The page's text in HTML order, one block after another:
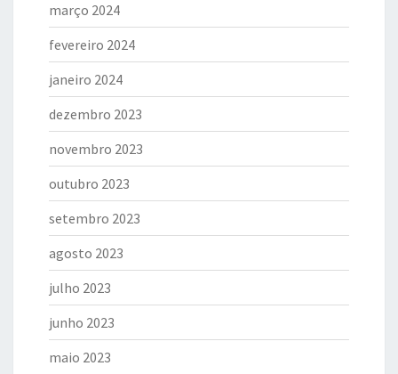
março 2024
fevereiro 2024
janeiro 2024
dezembro 2023
novembro 2023
outubro 2023
setembro 2023
agosto 2023
julho 2023
junho 2023
maio 2023